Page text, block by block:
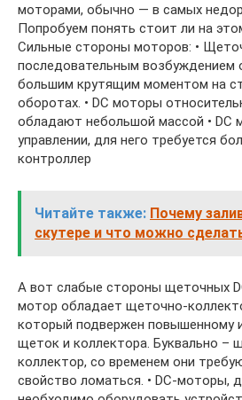
моторами, обычно — в самых
Попробуем понять стоит ли на
Сильные стороны моторов: •
последовательным
большим крутящим моментом на
оборотах. • DC моторы
обладают небольшой массой • DC
управлении, для него требуется
контроллер
Читайте также: Почему
скутере и что можно
А вот слабые стороны щеточных
мотор обладает щеточно-
который подвержен повышенному
щеток и коллектора. Буквально –
коллектор, со временем они
свойство ломаться. • DC-моторы,